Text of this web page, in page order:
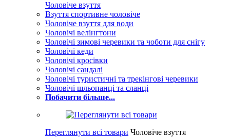
Чоловіче взуття
Взуття спортивне чоловіче
Чоловіче взуття для води
Чоловічі велінгтони
Чоловічі зимові черевики та чоботи для снігу
Чоловічі кеди
Чоловічі кросівки
Чоловічі сандалі
Чоловічі туристичні та трекінгові черевики
Чоловічі шльопанці та сланці
Побачити більше...
Переглянути всі товари Чоловіче взуття